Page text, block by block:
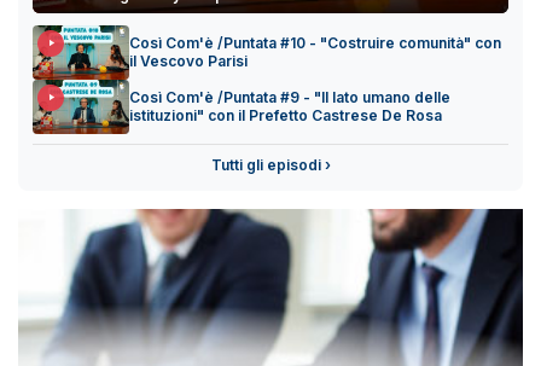
Così Com'è /Puntata #10 - "Costruire comunità" con
il Vescovo Parisi
Così Com'è /Puntata #9 - "Il lato umano delle
istituzioni" con il Prefetto Castrese De Rosa
Tutti gli episodi ›